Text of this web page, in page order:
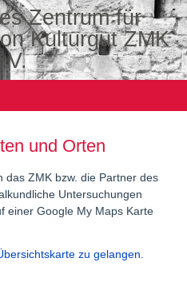
Zentrum für
Kulturgut ZMK
und Orten
das ZMK bzw. die Partner des
Untersuchungen
einer Google My Maps Karte
zu gelangen.